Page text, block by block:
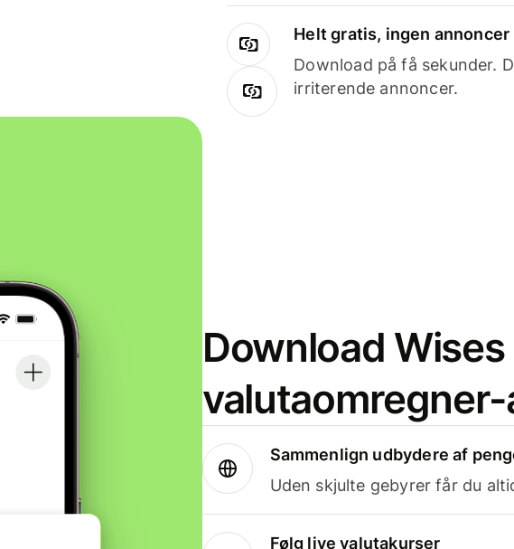
Helt gratis, ingen annoncer
Download på få sekunder.
irriterende annoncer.
Download
Sammenlign udbydere af
Uden skjulte gebyrer får du
Følg live valutakurser